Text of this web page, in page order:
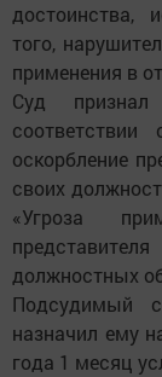
достоинства,
того,
применения в
Суд
оскорбление
своих
«Угроза
должностных
Подсудимый
назначил ему
года 1 месяц